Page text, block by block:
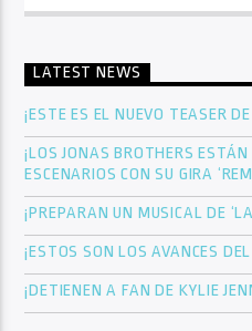
LATEST NEWS
¡ESTE ES EL NUEVO TEASER
¡LOS JONAS BROTHERS ESTÁN
ESCENARIOS CON SU GIRA
¡PREPARAN UN MUSICAL DE
¡ESTOS SON LOS AVANCES
¡DETIENEN A FAN DE KYLIE